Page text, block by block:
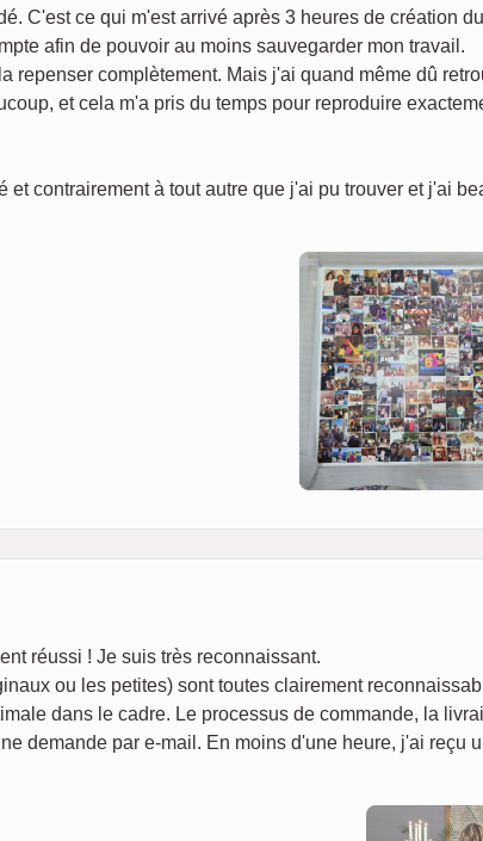
C'est ce qui m'est arrivé après 3 heures de création
afin de pouvoir au moins sauvegarder mon travail.
repenser complètement. Mais j'ai quand même dû
et cela m'a pris du temps pour reproduire
contrairement à tout autre que j'ai pu trouver et j'ai
réussi ! Je suis très reconnaissant.
ou les petites) sont toutes clairement
dans le cadre. Le processus de commande, la
demande par e-mail. En moins d'une heure, j'ai reçu